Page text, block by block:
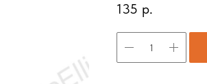
135 р.